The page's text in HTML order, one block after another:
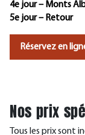
4e jour – Monts
5e jour – Retour
Réservez en
Nos prix
Tous les prix sont